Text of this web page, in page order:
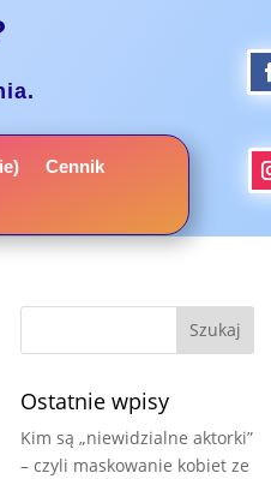
Cennik
Ostatnie wpisy
Kim są „niewidzialne aktorki”
– czyli maskowanie kobiet ze